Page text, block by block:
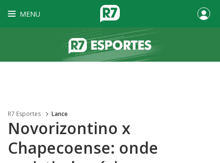
MENU
R7 Esportes Lance
Novorizontino x
Chapecoense: onde